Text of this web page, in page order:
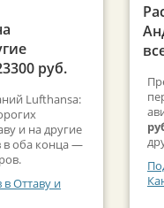
руб.
Lufthansa:
и на другие
в оба конца —
Оттаву и